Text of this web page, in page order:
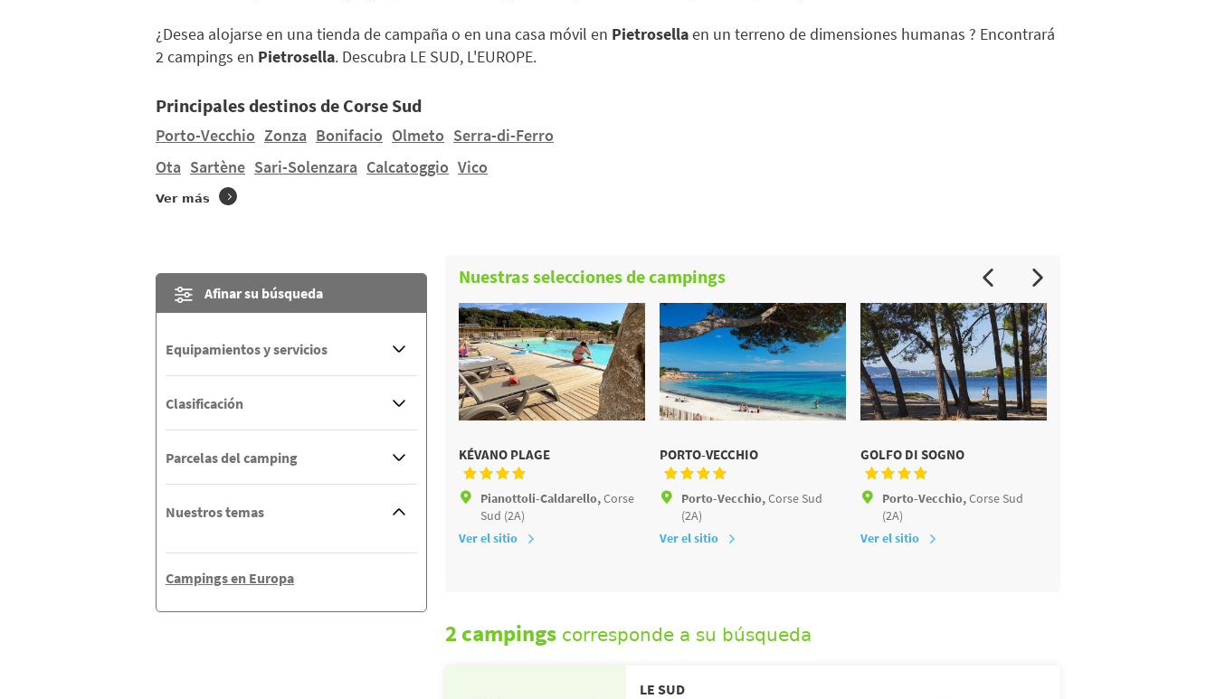
¿Desea alojarse en una tienda de campaña o en una casa móvil en Pietrosellaen un terreno de dimensiones humanas ? Encontrará
2 campings en Pietrosella. Descubra LE SUD, L'EUROPE.
Principales destinos de Corse Sud
Porto-Vecchio Zonza Bonifacio Olmeto Serra-di-Ferro
Ota Sartène Sari-Solenzara Calcatoggio Vico
Ver más
Afinar su búsqueda
Equipamientos y servicios
Clasificación
Parcelas del camping
Nuestros temas
Campings en Europa
Nuestras selecciones de campings
KÉVANO PLAGE
Pianottoli-Caldarello,Corse
Sud (2A)
Ver el sitio
PORTO-VECCHIO
Porto-Vecchio,Corse Sud
(2A)
Ver el sitio
GOLFO DI SOGNO
Porto-Vecchio,Corse Sud
(2A)
Ver el sitio
2 campings corresponde a su búsqueda
LE SUD